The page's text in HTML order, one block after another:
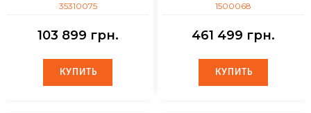
35310075
103 899 грн.
КУПИТЬ
КУПИТЬ
1500068
461 499 грн.
КУПИТЬ
КУПИТЬ